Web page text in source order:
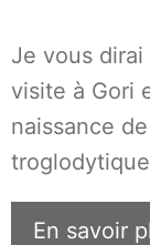
Je vous
visite à Gori
naissance
En savoir